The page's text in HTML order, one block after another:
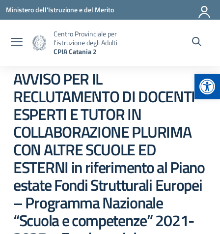
Vai ai contenuti
Vai al menu di navigazione
Vai al footer
Ministero dell'Istruzione e del Merito
Centro Provinciale per
l'istruzione degli Adulti
CPIA Catania 2
AVVISO PER IL
RECLUTAMENTO DI DOCENTI
ESPERTI E TUTOR IN
COLLABORAZIONE PLURIMA
CON ALTRE SCUOLE ED
ESTERNI in riferimento al Piano
estate Fondi Strutturali Europei
– Programma Nazionale
“Scuola e competenze” 2021-